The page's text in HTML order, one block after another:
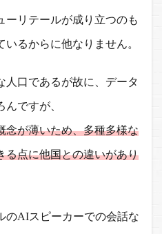
ーリテールが成り立つのも
るからに他なりません。
人口であるが故に、データ
ですが、
念が薄いため、多種多様な
る点に他国との違いがあり
のAIスピーカーでの会話な